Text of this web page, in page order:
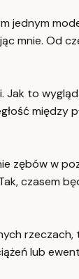
jednym
mnie. Od
to
między
zębów w
czasem
lub